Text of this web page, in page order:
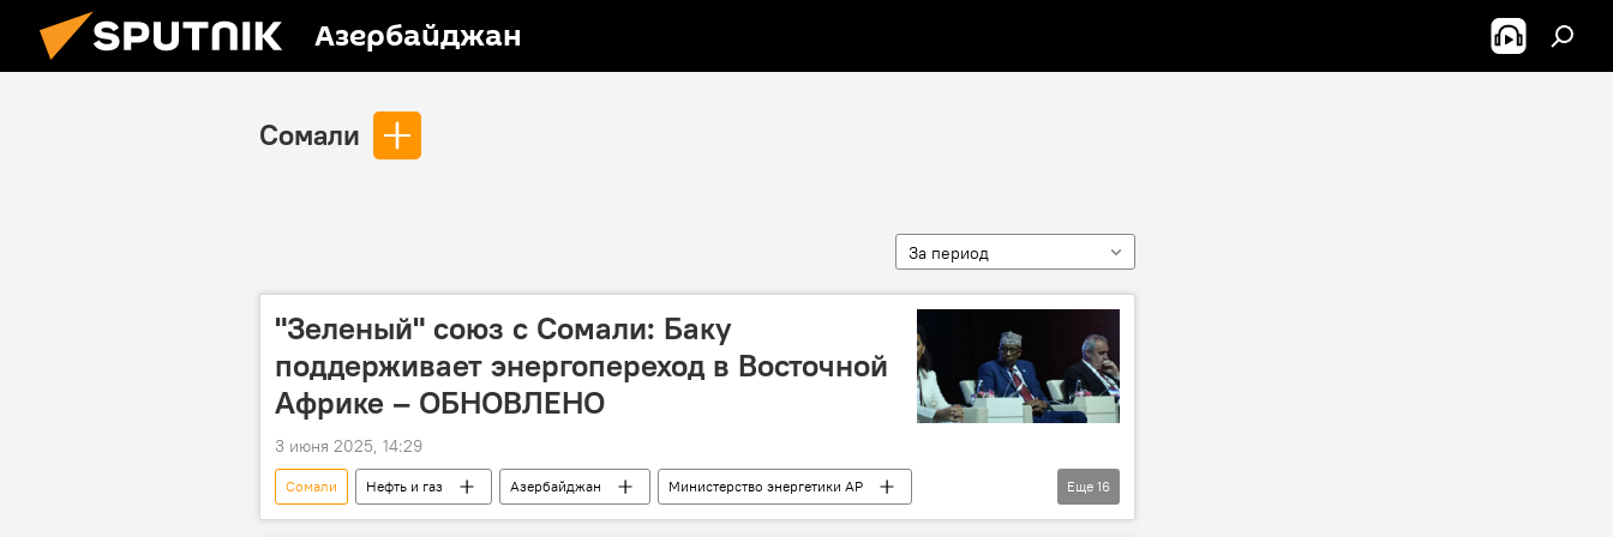
Азербайджан
Сомали
За период
"Зеленый" союз с Сомали: Баку
поддерживает энергопереход в Восточной
Африке – ОБНОВЛЕНО
3 июня 2025, 14:29
Сомали Нефть и газ Азербайджан
Министерство энергетики АР
Парвиз Шахбазов
Нефть Газ "зеленая энергетика"
Нахчыван
Еще 16